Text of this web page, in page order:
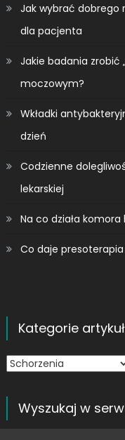
Jak wybrać dobrego
dla pacjenta
Jakie badania zrobić
moczowym?
Wkładki
dzień
Codzienne
lekarskiej
Na co działa
Co daje
Kategorie
Kategorie
Wyszukaj w